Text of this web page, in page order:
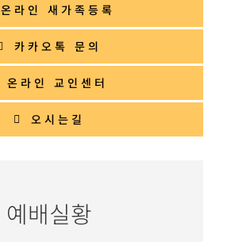
온라인 새가족등록
카카오톡 문의
온라인 교인센터
오시는길
예배실황